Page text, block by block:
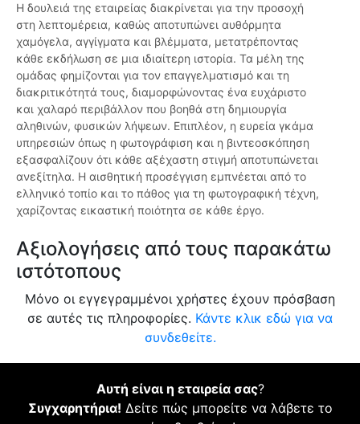
Η δουλειά της εταιρείας διακρίνεται για την προσοχή
στη λεπτομέρεια, καθώς αποτυπώνει αυθόρμητα
χαμόγελα, αγγίγματα και βλέμματα, μετατρέποντας
κάθε εκδήλωση σε μια ιδιαίτερη ιστορία. Τα μέλη της
ομάδας φημίζονται για τον επαγγελματισμό και τη
διακριτικότητά τους, διαμορφώνοντας ένα ευχάριστο
και χαλαρό περιβάλλον που βοηθά στη δημιουργία
αληθινών, φυσικών λήψεων. Επιπλέον, η ευρεία γκάμα
υπηρεσιών όπως η φωτογράφιση και η βιντεοσκόπηση
εξασφαλίζουν ότι κάθε αξέχαστη στιγμή αποτυπώνεται
ανεξίτηλα. Η αισθητική προσέγγιση εμπνέεται από το
ελληνικό τοπίο και το πάθος για τη φωτογραφική τέχνη,
χαρίζοντας εικαστική ποιότητα σε κάθε έργο.
Αξιολογήσεις από τους παρακάτω
ιστότοπους
Μόνο οι εγγεγραμμένοι χρήστες έχουν πρόσβαση
σε αυτές τις πληροφορίες. Κάντε κλικ εδώ για να
συνδεθείτε.
Αυτή είναι η εταιρεία σας?
Συγχαρητήρια! Δείτε πώς μπορείτε να λάβετε το